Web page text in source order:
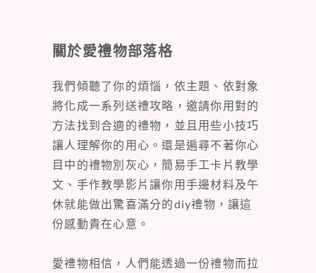
關於愛禮物部落格
我們傾聽了你的煩惱，依主題、依對象
將化成一系列送禮攻略，邀請你用對的
方法找到合適的禮物，並且用些小技巧
讓人理解你的用心。還是遍尋不著你心
目中的禮物別灰心，簡易手工卡片教學
文、手作教學影片讓你用手邊材料及午
休就能做出驚喜滿分的diy禮物，讓這
份感動貴在心意。
愛禮物相信，人們能透過一份禮物而拉